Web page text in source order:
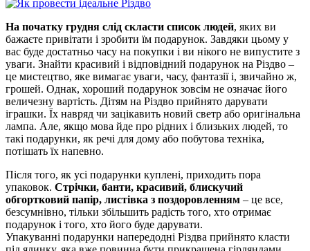
На початку грудня слід скласти список людей, яких ви
бажаєте привітати і зробити їм подарунок. Завдяки цьому у
вас буде достатньо часу на покупки і ви нікого не випустите з
уваги. Знайти красивий і відповідний подарунок на Різдво –
це мистецтво, яке вимагає уваги, часу, фантазії і, звичайно ж,
грошей. Однак, хороший подарунок зовсім не означає його
величезну вартість. Дітям на Різдво прийнято дарувати
іграшки. Їх навряд чи зацікавить новий светр або оригінальна
лампа. Але, якщо мова йде про рідних і близьких людей, то
такі подарунки, як речі для дому або побутова техніка,
потішать їх напевно.
Після того, як усі подарунки куплені, приходить пора
упаковок. Стрічки, банти, красивий, блискучий
обгортковий папір, листівка з поздоровленням – це все,
безсумнівно, тільки збільшить радість того, хто отримає
подарунок і того, хто його буде дарувати.
Упакуванні подарунки напередодні Різдва прийнято класти